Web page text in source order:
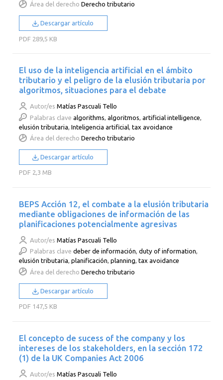
Área del derecho Derecho tributario
Descargar artículo
PDF 289,5 KB
El uso de la inteligencia artificial en el ámbito
tributario y el peligro de la elusión tributaria por
algoritmos, situaciones para el debate
Autor/es Matías Pascuali Tello
Palabras clave algorithms ,algoritmos ,artificial intelligence
elusión tributaria ,Inteligencia artificial ,tax avoidance
Área del derecho Derecho tributario
Descargar artículo
PDF 2,3 MB
BEPS Acción 12, el combate a la elusión tributaria
mediante obligaciones de información de las
planificaciones potencialmente agresivas
Autor/es Matías Pascuali Tello
Palabras clave deber de información,duty of information,
elusión tributaria,planificación,planning,tax avoidance
Área del derecho Derecho tributario
Descargar artículo
PDF 147,5 KB
El concepto de sucess of the company y los
intereses de los stakeholders, en la sección 172
(1) de la UK Companies Act 2006
Autor/es Matías Pascuali Tello